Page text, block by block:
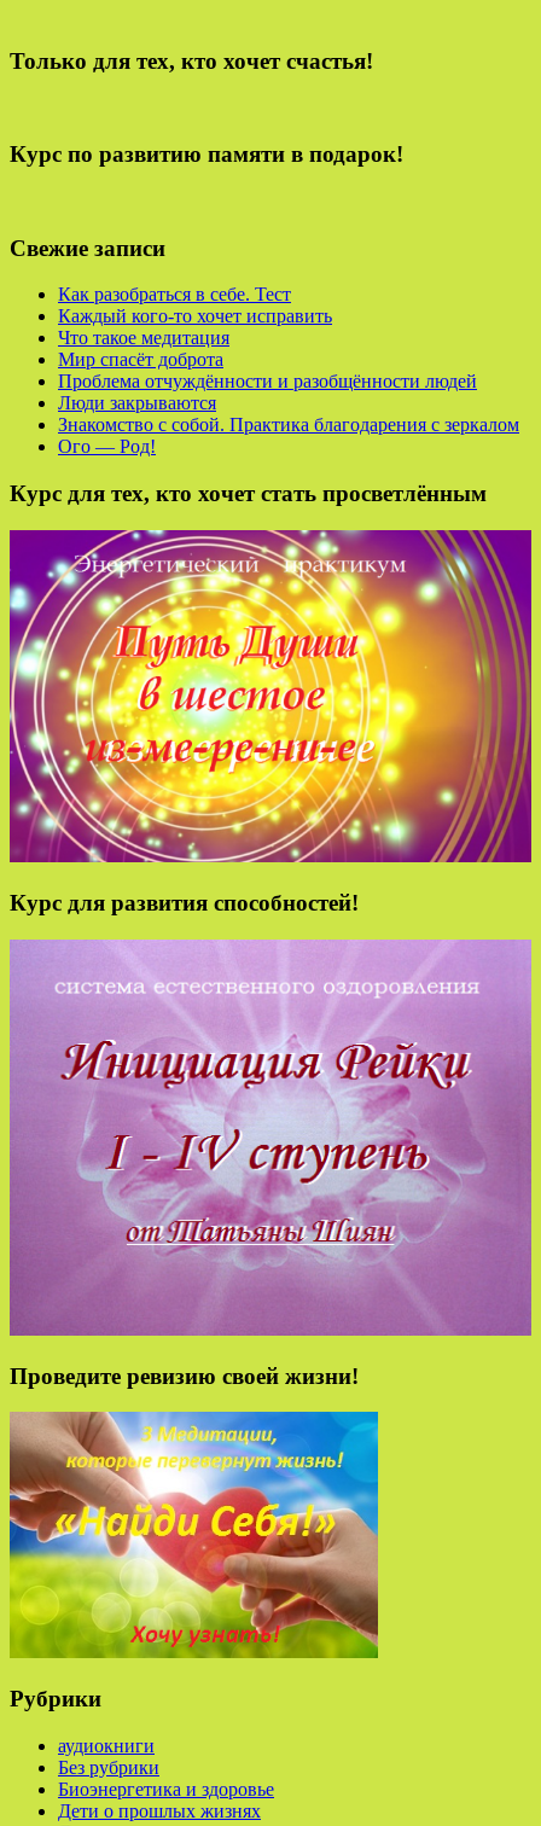
Только для тех, кто хочет счастья!
Курс по развитию памяти в подарок!
Свежие записи
Как разобраться в себе. Тест
Каждый кого-то хочет исправить
Что такое медитация
Мир спасёт доброта
Проблема отчуждённости и разобщённости людей
Люди закрываются
Знакомство с собой. Практика благодарения с зеркалом
Ого — Род!
Курс для тех, кто хочет стать просветлённым
Курс для развития способностей!
Проведите ревизию своей жизни!
Рубрики
аудиокниги
Без рубрики
Биоэнергетика и здоровье
Дети о прошлых жизнях